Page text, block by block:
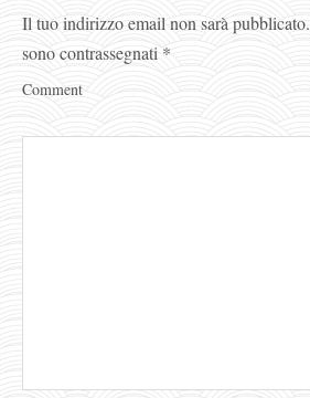
Il tuo indirizzo email non sarà pubblicato.
sono contrassegnati *
Comment